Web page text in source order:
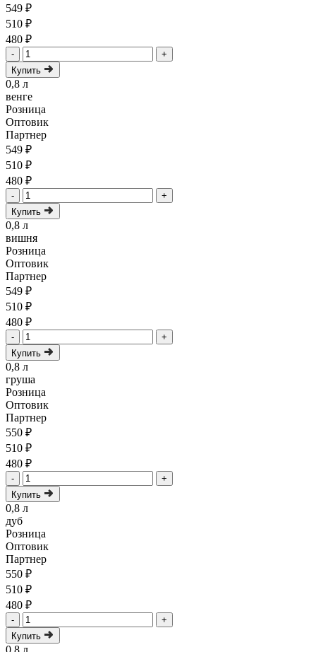
549 ₽
510 ₽
480 ₽
-
+
Купить
0,8 л
венге
Розница
Оптовик
Партнер
549 ₽
510 ₽
480 ₽
-
+
Купить
0,8 л
вишня
Розница
Оптовик
Партнер
549 ₽
510 ₽
480 ₽
-
+
Купить
0,8 л
груша
Розница
Оптовик
Партнер
550 ₽
510 ₽
480 ₽
-
+
Купить
0,8 л
дуб
Розница
Оптовик
Партнер
550 ₽
510 ₽
480 ₽
-
+
Купить
0,8 л